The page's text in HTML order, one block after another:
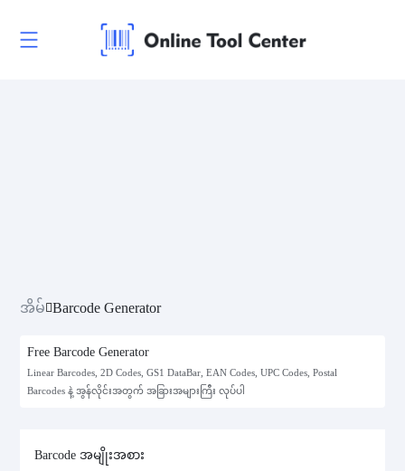
အိမ် Barcode Generator
Free Barcode Generator
Linear Barcodes, 2D Codes, GS1 DataBar, EAN Codes, UPC Codes, Postal
Barcodes နဲ့ အွန်လိုင်းအတွက် အခြားအများကြီး လုပ်ပါ
Barcode အမျိုးအစား